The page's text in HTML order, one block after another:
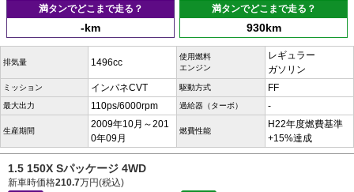
満タンでどこまで走る？
-km
満タンでどこまで走る？
930km
排気量 1496cc
使用燃料
エンジン
レギュラー
ガソリン
ミッション インパネCVT 駆動方式 FF
最大出力 110ps/6000rpm 過給器（ターボ） -
生産期間
2009年10月～201
0年09月
燃費性能
H22年度燃費基準
+15%達成
1.5 150X Sパッケージ 4WD
新車時価格210.7万円(税込)